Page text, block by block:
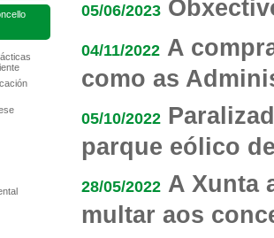
05/06/2023
04/11/2022 A
como as
05/10/2022
parque eólico
28/05/2022 A Xunta
multar aos